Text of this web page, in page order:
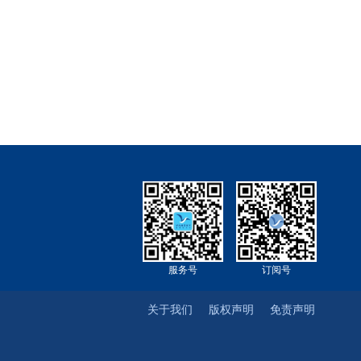
订阅号
服务号
免责声明
版权声明
关于我们